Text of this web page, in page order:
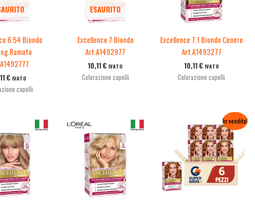
6.54 Biondo
€ IVATO
capelli
ESAURITO
Excellence 7 Biondo
Art.A1492977
10,11€ IVATO
Colorazione capelli
Excellence 7.1 Biondo Cenere
Art.A1493277
10,11€ IVATO
Colorazione capelli
In vendita!
Fascia
di
prezzo:
da
11,24 €
a
60,68 €